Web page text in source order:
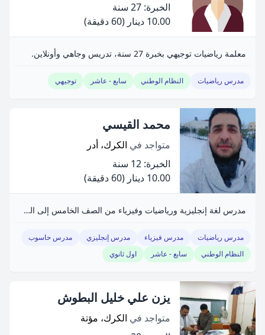
الخبرة: 27 سنة
10.00 دينار
(60 دقيقة)
معلمة رياضيات توجيهي بخبرة 27 سنة، تدريس وجاهي وأونلاين.
مدرس رياضيات النظام الوطني سابع - عاشر توجيهي
محمد القيسي
متواجد في الكرك، أدر
الخبرة: 12 سنة
10.00 دينار
(60 دقيقة)
مدرس لغة إنجليزية ورياضيات وفيزياء من الصف الخامس إلى الحادي عشر.
مدرس رياضيات مدرس فيزياء مدرس إنجليزي
مدرس حاسوب
النظام الوطني
سابع - عاشر اول ثانوي
يزن علي خليل البطوش
متواجد في الكرك، مؤتة